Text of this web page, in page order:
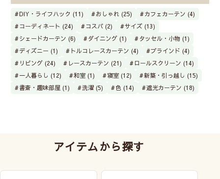
DIY・ライフハック (11) おしゃれ (25)
カフェカーテン (4)
コーディネート (24)
コスパ (2)
サイズ (13)
シェードカーテン (6)
ダイニング (1)
タッセル・小物 (1)
ディズニー (1)
トルコレースカーテン (4)
ブラインド (4)
リビング (24)
レースカーテン (21)
ロールスクリーン (14)
一人暮らし (12)
和室 (1) 寝室 (12)
新築・引っ越し (15)
書斎・趣味部屋 (1)
洗濯 (5) 色 (14) 遮光カーテン (18)
アイテムから探す